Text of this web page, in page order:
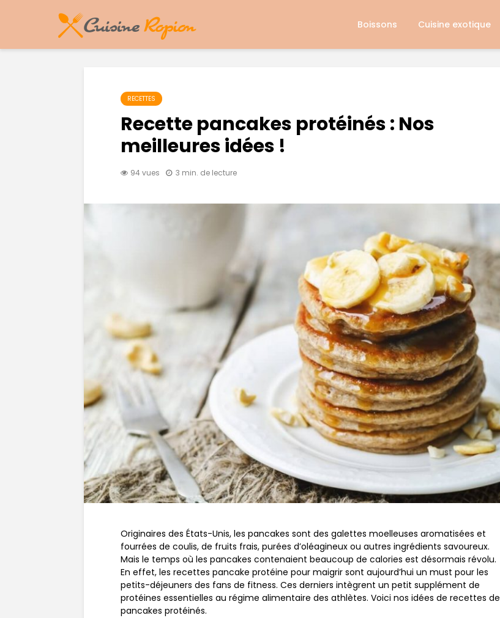
Boissons Cuisine exotique
RECETTES
Recette pancakes protéinés : Nos
meilleures idées !
94 vues 3 min. de lecture
Originaires des États-Unis, les pancakes sont des galettes moelleuses aromatisées et
fourrées de coulis, de fruits frais, purées d’oléagineux ou autres ingrédients savoureux.
Mais le temps où les pancakes contenaient beaucoup de calories est désormais révolu.
En effet, les recettes pancake protéine pour maigrir sont aujourd’hui un must pour les
petits-déjeuners des fans de fitness. Ces derniers intègrent un petit supplément de
protéines essentielles au régime alimentaire des athlètes. Voici nos idées de recettes de
pancakes protéinés.